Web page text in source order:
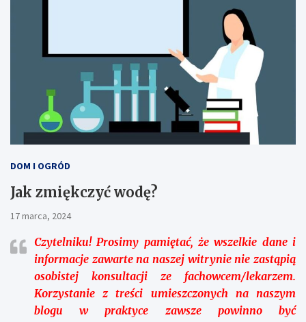
DOM I OGRÓD
Jak zmiękczyć wodę?
17 marca, 2024
Czytelniku!Prosimy pamiętać, że wszelkie dane i
informacje zawarte na naszej witrynie nie zastąpią
osobistej konsultacji ze fachowcem/lekarzem.
Korzystanie z treści umieszczonych na naszym
blogu w praktyce zawsze powinno być